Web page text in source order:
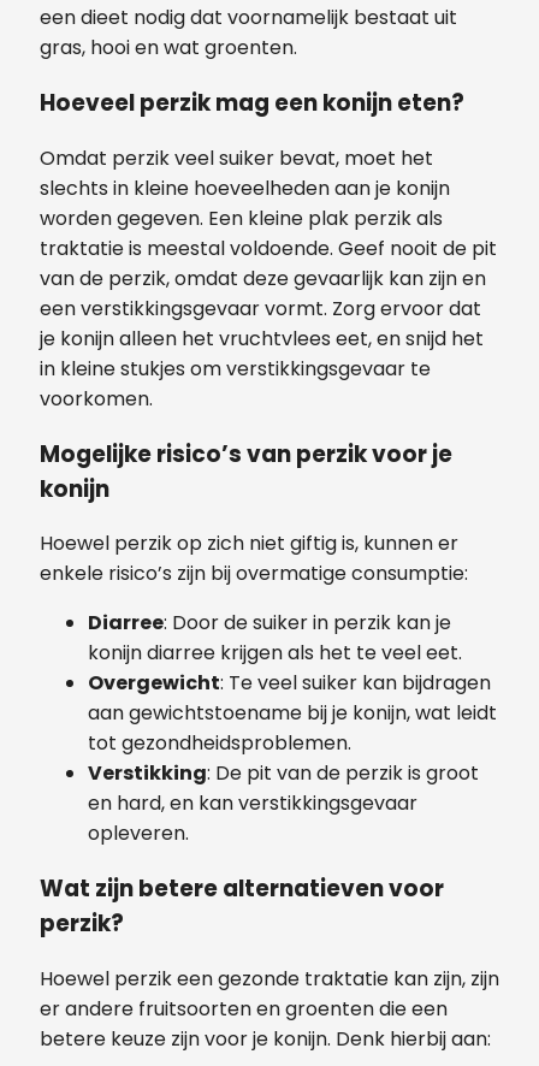
een dieet nodig dat voornamelijk bestaat uit
gras, hooi en wat groenten.
Hoeveel perzik mag een konijn eten?
Omdat perzik veel suiker bevat, moet het
slechts in kleine hoeveelheden aan je konijn
worden gegeven. Een kleine plak perzik als
traktatie is meestal voldoende. Geef nooit de pit
van de perzik, omdat deze gevaarlijk kan zijn en
een verstikkingsgevaar vormt. Zorg ervoor dat
je konijn alleen het vruchtvlees eet, en snijd het
in kleine stukjes om verstikkingsgevaar te
voorkomen.
Mogelijke risico’s van perzik voor je
konijn
Hoewel perzik op zich niet giftig is, kunnen er
enkele risico’s zijn bij overmatige consumptie:
Diarree: Door de suiker in perzik kan je
konijn diarree krijgen als het te veel eet.
Overgewicht: Te veel suiker kan bijdragen
aan gewichtstoename bij je konijn, wat leidt
tot gezondheidsproblemen.
Verstikking: De pit van de perzik is groot
en hard, en kan verstikkingsgevaar
opleveren.
Wat zijn betere alternatieven voor
perzik?
Hoewel perzik een gezonde traktatie kan zijn, zijn
er andere fruitsoorten en groenten die een
betere keuze zijn voor je konijn. Denk hierbij aan: